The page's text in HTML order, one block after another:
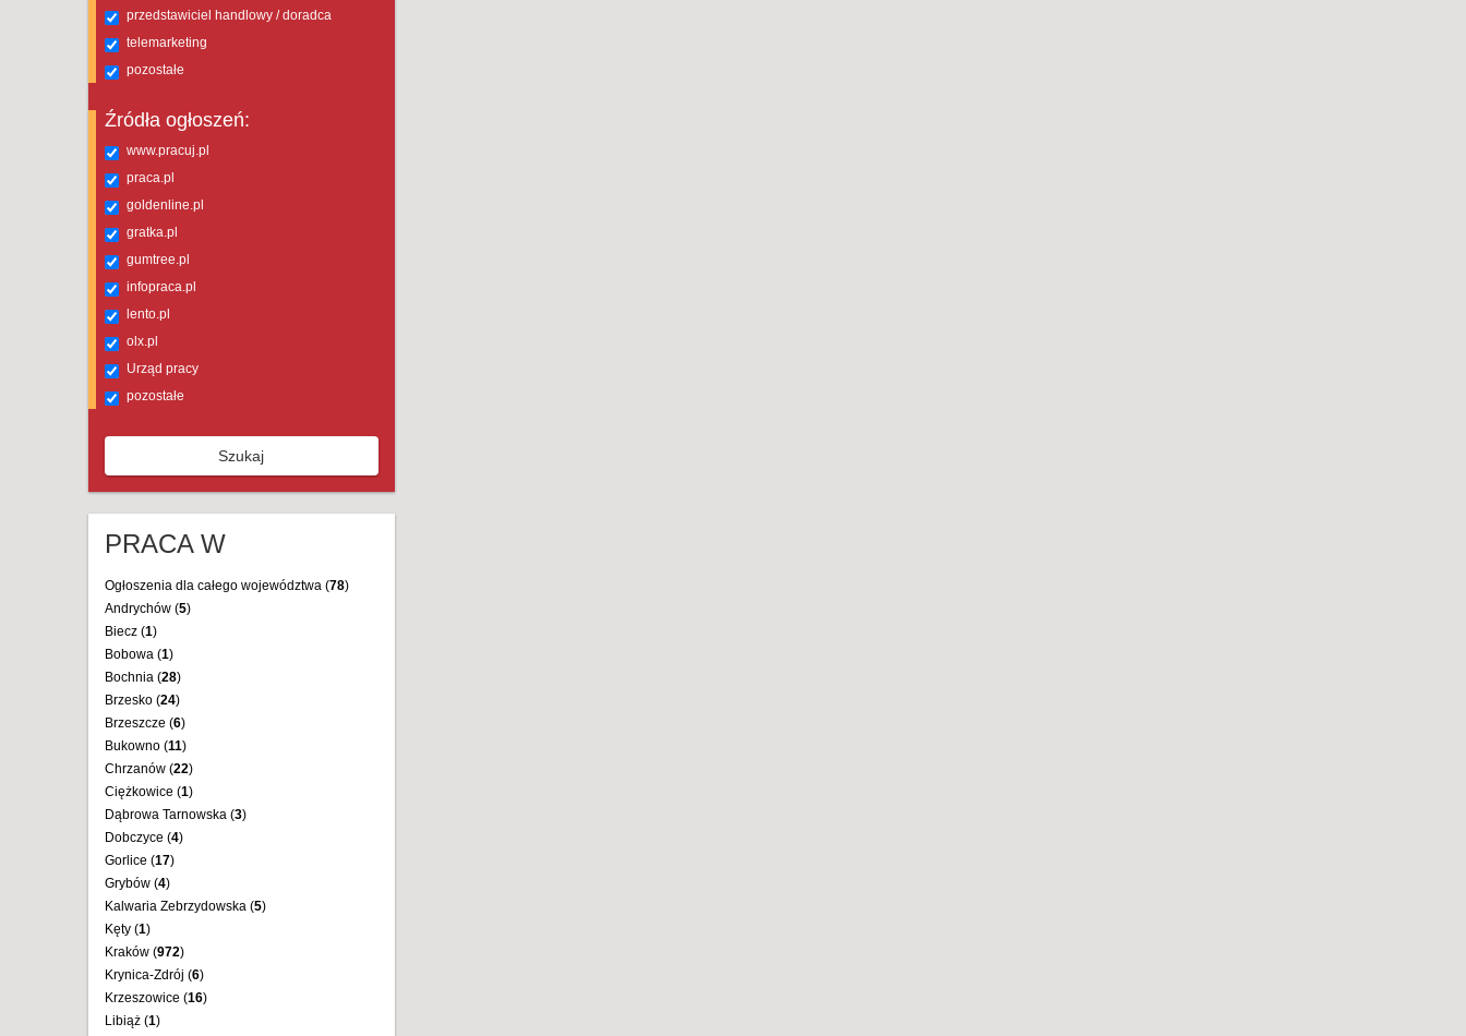
przedstawiciel handlowy / doradca
telemarketing
pozostałe
Źródła ogłoszeń:
www.pracuj.pl
praca.pl
goldenline.pl
gratka.pl
gumtree.pl
infopraca.pl
lento.pl
olx.pl
Urząd pracy
pozostałe
Szukaj
PRACA W
Ogłoszenia dla całego województwa (78)
Andrychów (5)
Biecz (1)
Bobowa (1)
Bochnia (28)
Brzesko (24)
Brzeszcze (6)
Bukowno (11)
Chrzanów (22)
Ciężkowice (1)
Dąbrowa Tarnowska (3)
Dobczyce (4)
Gorlice (17)
Grybów (4)
Kalwaria Zebrzydowska (5)
Kęty (1)
Kraków (972)
Krynica-Zdrój (6)
Krzeszowice (16)
Libiąż (1)